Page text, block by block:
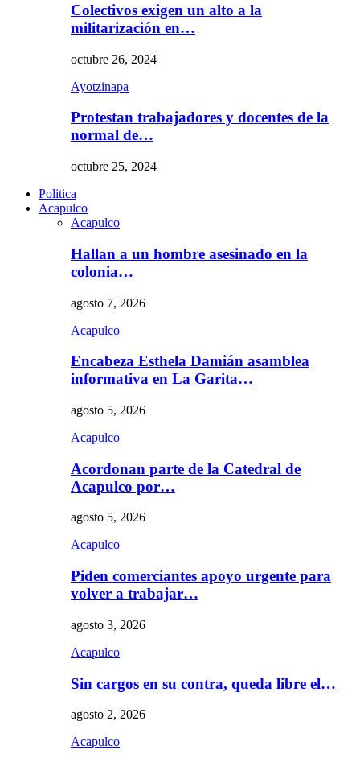
Colectivos exigen un alto a la
militarización en…
octubre 26, 2024
Ayotzinapa
Protestan trabajadores y docentes de la
normal de…
octubre 25, 2024
Politica
Acapulco
Acapulco
Hallan a un hombre asesinado en la
colonia…
agosto 7, 2026
Acapulco
Encabeza Esthela Damián asamblea
informativa en La Garita…
agosto 5, 2026
Acapulco
Acordonan parte de la Catedral de
Acapulco por…
agosto 5, 2026
Acapulco
Piden comerciantes apoyo urgente para
volver a trabajar…
agosto 3, 2026
Acapulco
Sin cargos en su contra, queda libre el…
agosto 2, 2026
Acapulco